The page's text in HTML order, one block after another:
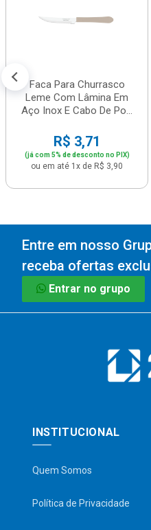
Faca Para Churrasco
Leme Com Lâmina Em
Aço Inox E Cabo De Po...
R$ 3,71
(já com 5% de desconto no PIX)
ou em até 1x de R$ 3,90
Entre em nosso
receba ofertas
Entrar no grupo
INSTITUCIONAL
Quem Somos
Política de Privacidade